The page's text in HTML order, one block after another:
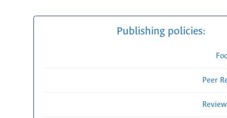
Publishing policies:
Peer